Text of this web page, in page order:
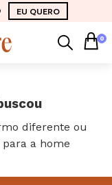
EU QUERO
0
diferente ou
a home